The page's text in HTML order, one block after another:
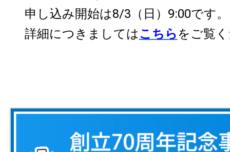
申し込み開始は8/3（日）9:00です。
詳細につきましてはこちらをご覧